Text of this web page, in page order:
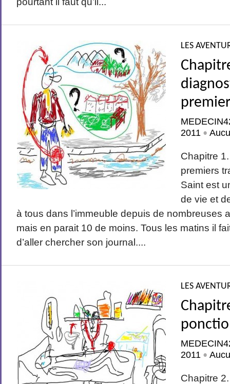
LES
2011 •
Chapitre
premiers
Saint est
de vie et
à tous dans l’immeuble depuis de nombreuses
mais en parait 10 de moins. Tous les matins il
d’aller chercher son journal....
LES
2011 •
Chapitre